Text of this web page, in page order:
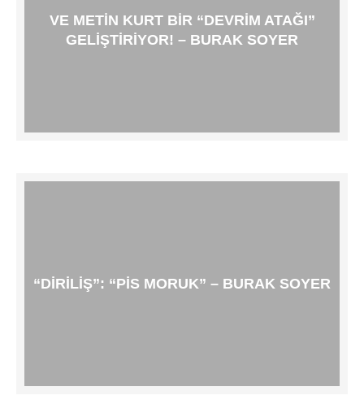
VE METIN KURT BIR “DEVRIM ATAĞI”
GELIŞTIRIYOR! – BURAK SOYER
“DIRILIŞ”: “PIS MORUK” – BURAK SOYER